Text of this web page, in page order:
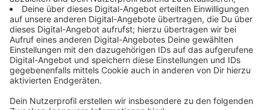
Mobile Klimaanlagen kühlen zwar, sind oft
nicht verkehrssicher
Anzeige
Immer häufiger hört man von mobilen Klimaanlagen.